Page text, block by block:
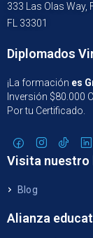
333 Las Olas Way,
FL 33301
Diplomados
¡La formación es
Inversión $80.000
Por tu Certificado.
Visita nuestro
Blog
Alianza